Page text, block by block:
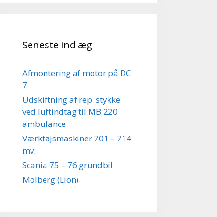
Seneste indlæg
Afmontering af motor på DC
7
Udskiftning af rep. stykke
ved luftindtag til MB 220
ambulance
Værktøjsmaskiner 701 – 714
mv.
Scania 75 – 76 grundbil
Molberg (Lion)